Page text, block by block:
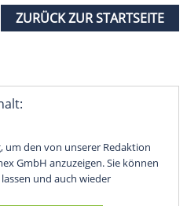
ZURÜCK ZUR STARTSEITE
den von unserer Redaktion
GmbH anzuzeigen. Sie können
und auch wieder